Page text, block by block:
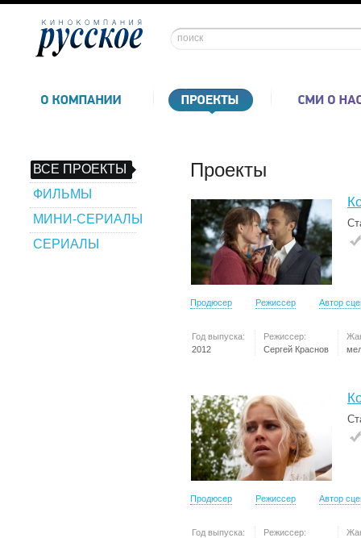
ВСЕ ПРОЕКТЫ
ФИЛЬМЫ
МИНИ-СЕРИАЛЫ
СЕРИАЛЫ
Проекты
Продюсер Режиссер Автор
Год выпуска:
2012
Режиссер:
Сергей Краснов
Продюсер Режиссер Автор
Год выпуска:
Режиссер: